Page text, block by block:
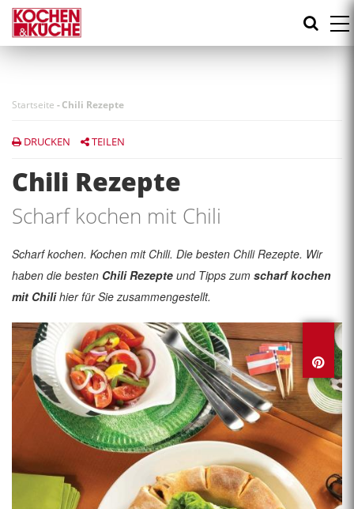
Direkt
zum
Inhalt
Startseite -Chili Rezepte
DRUCKEN TEILEN
Chili Rezepte
Scharf kochen mit Chili
Scharf kochen. Kochen mit Chili. Die besten Chili Rezepte. Wir
haben die besten Chili Rezepte und Tipps zum scharf kochen
mit Chilihier für Sie zusammengestellt.